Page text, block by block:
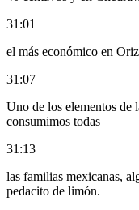
31:01
el más económico en
31:07
Uno de los elementos de
consumimos todas
31:13
las familias mexicanas,
pedacito de limón.